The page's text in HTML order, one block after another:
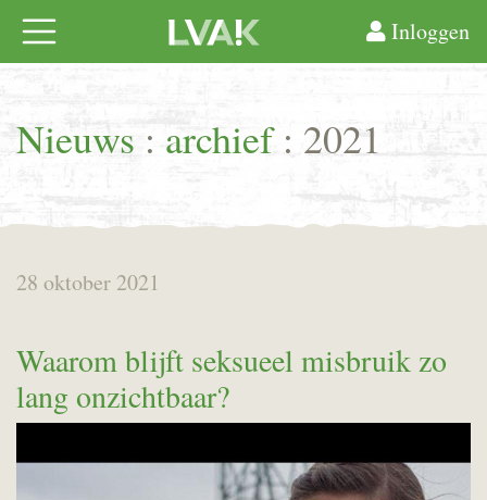
Inloggen
Nieuws : archief: 2021
28 oktober 2021
Waarom blijft seksueel misbruik zo
lang onzichtbaar?